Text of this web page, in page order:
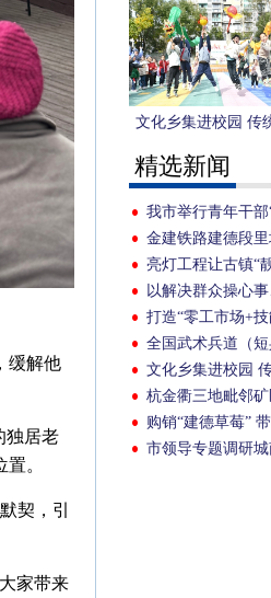
文化乡集进校园 传
入心间
精选新闻
我市举行青年干
题学习会
金建铁路建德段
继贯通
亮灯工程让古镇“
以解决群众操心
题教育成效
打造“零工市场+
收致富的幸福梦
全国武术兵道（
幕
文化乡集进校园
杭金衢三地毗邻
我市召开
购销“建德草莓”
市领导专题调研
缓解他
独居老
。
契，引
家带来